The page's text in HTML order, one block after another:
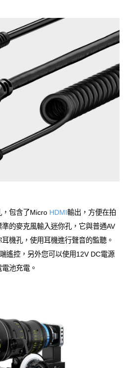
，包含了Micro HDMI輸出，方便在拍
的麥克風輸入迷你孔，它與普通AV
機孔，使用耳機進行聲音的監聽。
遙控，另外您可以使用12V DC電源
池充電。